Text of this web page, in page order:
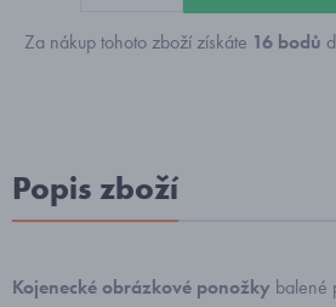
Za nákup tohoto zboží získáte 16bodů
Popis zboží
Kojenecké obrázkové ponožky balené